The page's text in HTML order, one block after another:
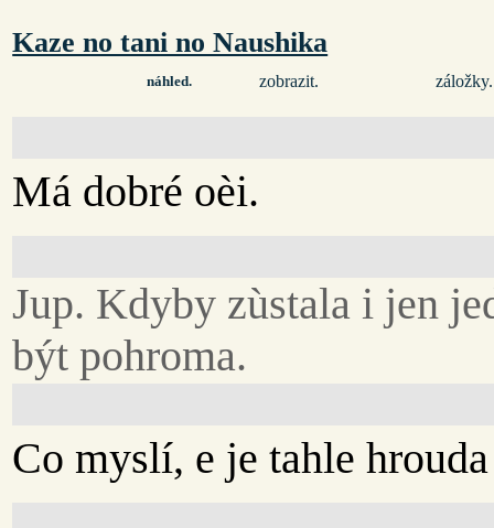
Kaze no tani no Naushika
náhled. zobrazit. záložky.
Má dobré oèi.
Jup. Kdyby zùstala i jen
být pohroma.
Co myslí, e je tahle